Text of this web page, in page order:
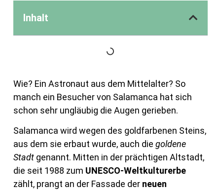
Inhalt
Wie? Ein Astronaut aus dem Mittelalter? So
manch ein Besucher von Salamanca hat sich
schon sehr ungläubig die Augen gerieben.
Salamanca wird wegen des goldfarbenen Steins,
aus dem sie erbaut wurde, auch die goldene
Stadtgenannt. Mitten in der prächtigen Altstadt,
die seit 1988 zum UNESCO-Weltkulturerbe
zählt, prangt an der Fassade der neuen